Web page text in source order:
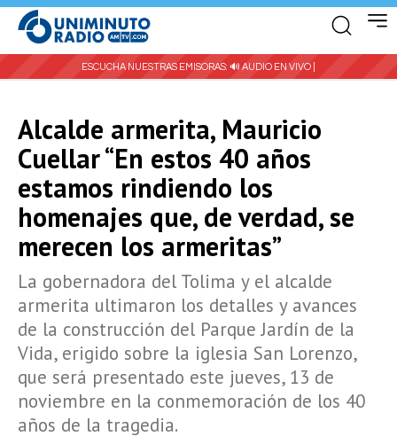
ESCUCHA NUESTRAS EMISORAS: 🔊 AUDIO EN VIVO |
Alcalde armerita, Mauricio
Cuellar “En estos 40 años
estamos rindiendo los
homenajes que, de verdad, se
merecen los armeritas”
La gobernadora del Tolima y el alcalde
armerita ultimaron los detalles y avances
de la construcción del Parque Jardín de la
Vida, erigido sobre la iglesia San Lorenzo,
que será presentado este jueves, 13 de
noviembre en la conmemoración de los 40
años de la tragedia.